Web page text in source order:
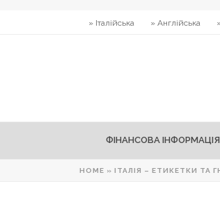
» Італійська » Англійська
ФІНАНСОВА ІНФОРМАЦІЯ
HOME » ІТАЛІЯ – ЕТИКЕТКИ ТА